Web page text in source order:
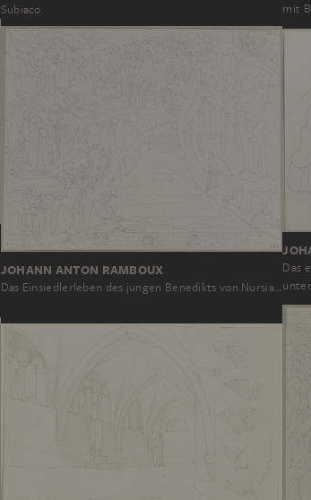
Subiaco
mit
JOHANN ANTON RAMBOUX
Das Einsiedlerleben des jungen Benedikts von Nursia…
Das